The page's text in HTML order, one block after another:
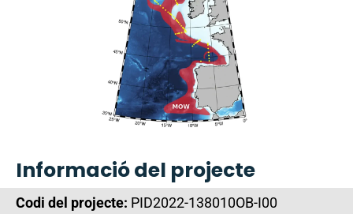
Informació del projecte
Codi del projecte: PID2022-138010OB-I00